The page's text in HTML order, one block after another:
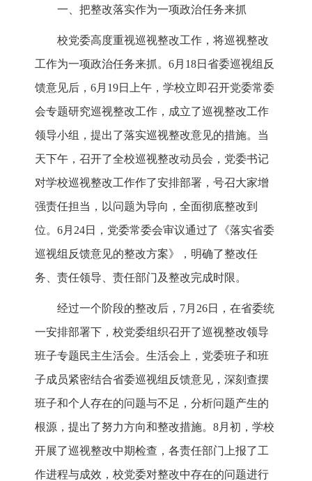
一、把整改落实作为一项政治任务来抓
校党委高度重视巡视整改工作，将巡视整改
工作为一项政治任务来抓。6月18日省委巡视组反
馈意见后，6月19日上午，学校立即召开党委常委
会专题研究巡视整改工作，成立了巡视整改工作
领导小组，提出了落实巡视整改意见的措施。当
天下午，召开了全校巡视整改动员会，党委书记
对学校巡视整改工作作了安排部署，号召大家增
强责任担当，以问题为导向，全面彻底整改到
位。6月24日，党委常委会审议通过了《落实省委
巡视组反馈意见的整改方案》，明确了整改任
务、责任领导、责任部门及整改完成时限。
经过一个阶段的整改后，7月26日，在省委统
一安排部署下，校党委组织召开了巡视整改领导
班子专题民主生活会。生活会上，党委班子和班
子成员紧密结合省委巡视组反馈意见，深刻查摆
班子和个人存在的问题与不足，分析问题产生的
根源，提出了努力方向和整改措施。8月初，学校
开展了巡视整改中期检查，各责任部门上报了工
作进程与成效，校党委对整改中存在的问题进行